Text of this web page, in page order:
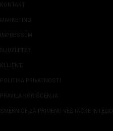
KONTAKT
MARKETING
IMPRESSUM
NJUZLETER
KLIJENTI
POLITIKA PRIVATNOSTI
PRAVILA KORIŠĆENJA
SMERNICE ZA PRIMENU VEŠTAČKE